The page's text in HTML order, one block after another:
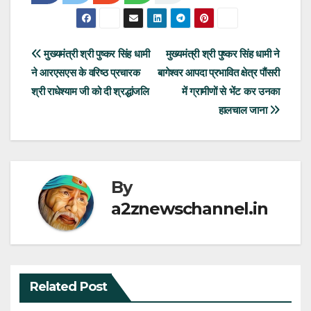
Post
navigation
मुख्यमंत्री श्री पुष्कर सिंह धामी ने
बागेश्वर आपदा प्रभावित क्षेत्र पौंसरी
में ग्रामीणों से भेंट कर उनका
हालचाल जाना
मुख्यमंत्री श्री पुष्कर सिंह धामी
ने आरएसएस के वरिष्ठ प्रचारक
श्री राधेश्याम जी को दी श्रद्धांजलि
By
a2znewschannel.in
Related Post